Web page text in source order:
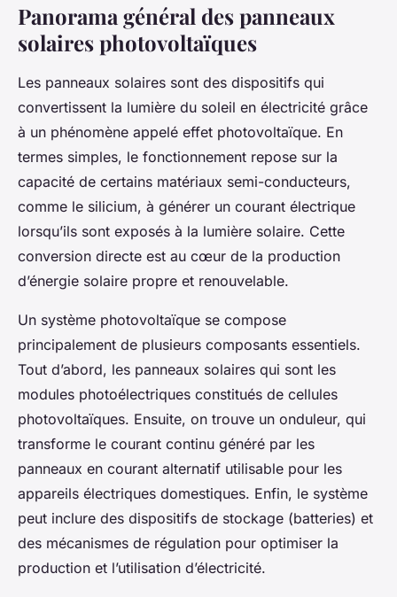
Panorama général des panneaux
solaires photovoltaïques
Les panneaux solaires sont des dispositifs qui
convertissent la lumière du soleil en électricité grâce
à un phénomène appelé effet photovoltaïque. En
termes simples, le fonctionnement repose sur la
capacité de certains matériaux semi-conducteurs,
comme le silicium, à générer un courant électrique
lorsqu’ils sont exposés à la lumière solaire. Cette
conversion directe est au cœur de la production
d’énergie solaire propre et renouvelable.
Un système photovoltaïque se compose
principalement de plusieurs composants essentiels.
Tout d’abord, les panneaux solaires qui sont les
modules photoélectriques constitués de cellules
photovoltaïques. Ensuite, on trouve un onduleur, qui
transforme le courant continu généré par les
panneaux en courant alternatif utilisable pour les
appareils électriques domestiques. Enfin, le système
peut inclure des dispositifs de stockage (batteries) et
des mécanismes de régulation pour optimiser la
production et l’utilisation d’électricité.